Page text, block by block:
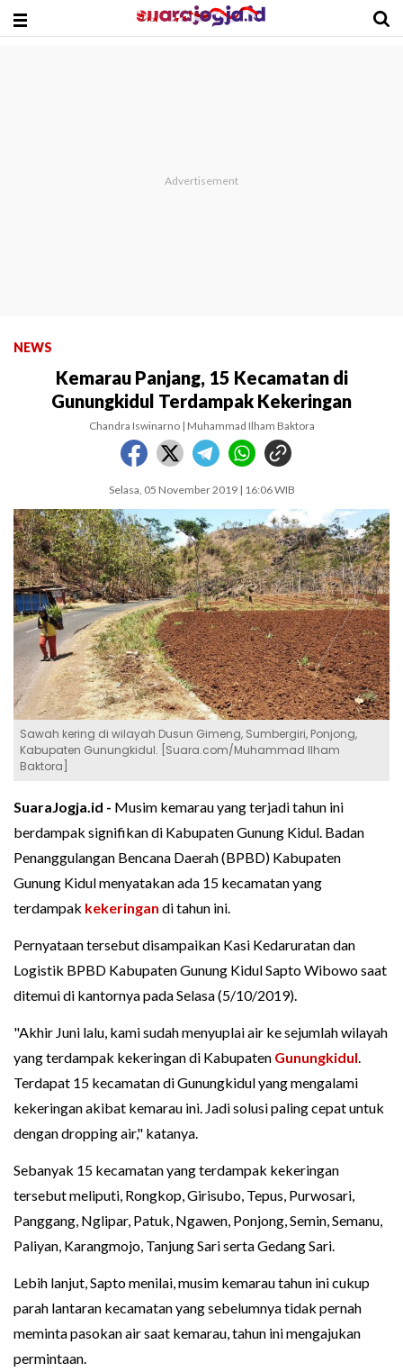
NEWS
Kemarau Panjang, 15 Kecamatan di
Gunungkidul Terdampak Kekeringan
Chandra Iswinarno | Muhammad Ilham Baktora
Selasa, 05 November 2019 | 16:06 WIB
Sawah kering di wilayah Dusun Gimeng, Sumbergiri, Ponjong,
Kabupaten Gunungkidul. [Suara.com/Muhammad Ilham
Baktora]
SuaraJogja.id - Musim kemarau yang terjadi tahun ini
berdampak signifikan di Kabupaten Gunung Kidul. Badan
Penanggulangan Bencana Daerah (BPBD) Kabupaten
Gunung Kidul menyatakan ada 15 kecamatan yang
terdampak kekeringan di tahun ini.
Pernyataan tersebut disampaikan Kasi Kedaruratan dan
Logistik BPBD Kabupaten Gunung Kidul Sapto Wibowo saat
ditemui di kantornya pada Selasa (5/10/2019).
"Akhir Juni lalu, kami sudah menyuplai air ke sejumlah wilayah
yang terdampak kekeringan di Kabupaten Gunungkidul.
Terdapat 15 kecamatan di Gunungkidul yang mengalami
kekeringan akibat kemarau ini. Jadi solusi paling cepat untuk
dengan dropping air," katanya.
Sebanyak 15 kecamatan yang terdampak kekeringan
tersebut meliputi, Rongkop, Girisubo, Tepus, Purwosari,
Panggang, Nglipar, Patuk, Ngawen, Ponjong, Semin, Semanu,
Paliyan, Karangmojo, Tanjung Sari serta Gedang Sari.
Lebih lanjut, Sapto menilai, musim kemarau tahun ini cukup
parah lantaran kecamatan yang sebelumnya tidak pernah
meminta pasokan air saat kemarau, tahun ini mengajukan
permintaan.